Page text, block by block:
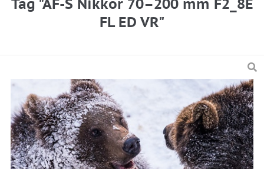
Tag "AF-S Nikkor 70–200 mm F2_8E
FL ED VR"